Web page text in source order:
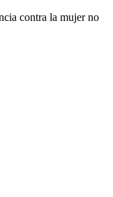
contra la mujer no